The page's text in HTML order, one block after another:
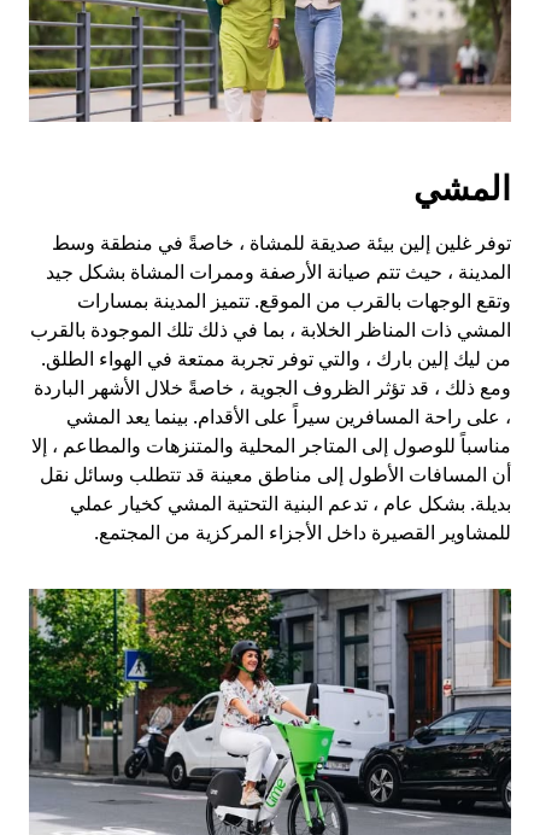
المشي
توفر غلين إلين بيئة صديقة للمشاة ، خاصةً في منطقة وسط
المدينة ، حيث تتم صيانة الأرصفة وممرات المشاة بشكل جيد
وتقع الوجهات بالقرب من الموقع. تتميز المدينة بمسارات
المشي ذات المناظر الخلابة ، بما في ذلك تلك الموجودة بالقرب
من ليك إلين بارك ، والتي توفر تجربة ممتعة في الهواء الطلق.
ومع ذلك ، قد تؤثر الظروف الجوية ، خاصةً خلال الأشهر الباردة
، على راحة المسافرين سيراً على الأقدام. بينما يعد المشي
مناسباً للوصول إلى المتاجر المحلية والمتنزهات والمطاعم ، إلا
أن المسافات الأطول إلى مناطق معينة قد تتطلب وسائل نقل
بديلة. بشكل عام ، تدعم البنية التحتية المشي كخيار عملي
للمشاوير القصيرة داخل الأجزاء المركزية من المجتمع.